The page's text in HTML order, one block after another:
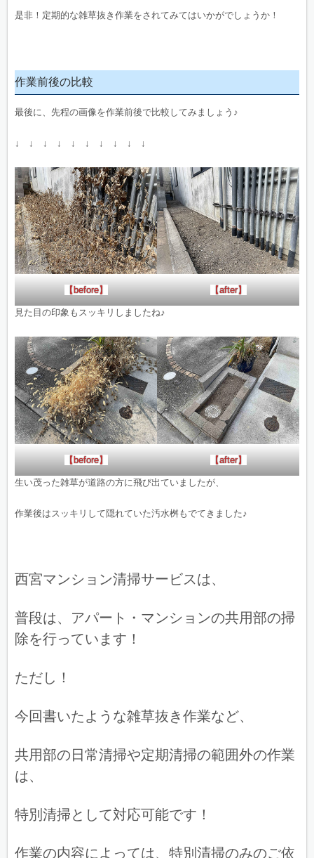
是非！定期的な雑草抜き作業をされてみてはいかがでしょうか！
作業前後の比較
最後に、先程の画像を作業前後で比較してみましょう♪
↓ ↓ ↓ ↓ ↓ ↓ ↓ ↓ ↓ ↓
【before】 【after】
見た目の印象もスッキリしましたね♪
【before】 【after】
生い茂った雑草が道路の方に飛び出ていましたが、
作業後はスッキリして隠れていた汚水桝もでてきました♪
西宮マンション清掃サービスは、
普段は、アパート・マンションの共用部の掃
除を行っています！
ただし！
今回書いたような雑草抜き作業など、
共用部の日常清掃や定期清掃の範囲外の作業
は、
特別清掃として対応可能です！
作業の内容によっては、特別清掃のみのご依